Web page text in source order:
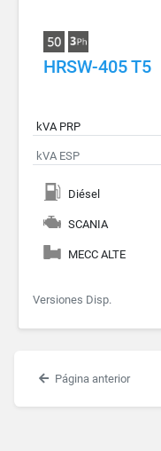
HRSW-405 T5
kVA PRP
kVA ESP
Diésel
SCANIA
MECC ALTE
Versiones Disp.
Página anterior